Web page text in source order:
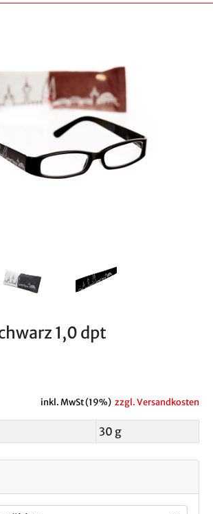
1,0 dpt
inkl. MwSt (19%) zzgl. Versandkosten
30 g